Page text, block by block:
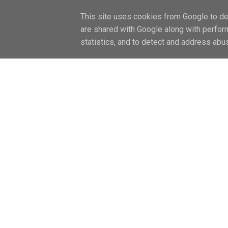
FŐOLDAL / HOME LIFESTYLE
This site uses cookies from Google to
are shared with Google along with
statistics, and to detect and address